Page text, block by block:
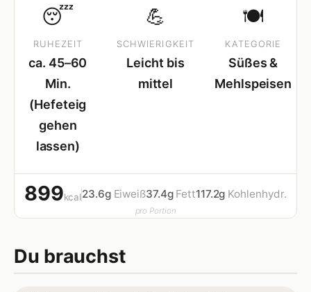
😴
RUHEZEIT
ca. 45–60
Min.
(Hefeteig
gehen
lassen)
💪
SCHWIERIGKEIT
Leicht bis
mittel
🍽
KATEGORIE
Süßes &
Mehlspeisen
899kcal23.6g Eiweiß37.4g Fett117.2g Kohlenhydr.
pro Portion
Du brauchst